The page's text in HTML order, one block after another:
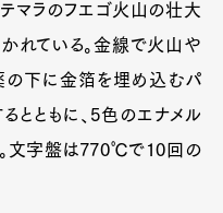
テマラのフエゴ火山の壮大
れている。金線で火山や
の下に金箔を埋め込むパ
とともに、5色のエナメル
文字盤は770℃で10回の